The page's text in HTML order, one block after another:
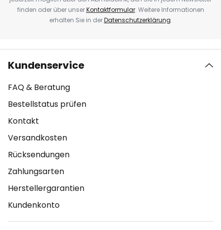
finden oder über unserKontaktformular. Weitere Informationen
erhalten Sie in derDatenschutzerklärung.
Kundenservice
FAQ & Beratung
Bestellstatus prüfen
Kontakt
Versandkosten
Rücksendungen
Zahlungsarten
Herstellergarantien
Kundenkonto